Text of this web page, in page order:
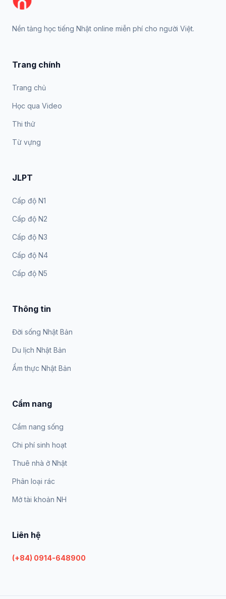
Nền tảng học tiếng Nhật online miễn phí cho người Việt.
Trang chính
Trang chủ
Học qua Video
Thi thử
Từ vựng
JLPT
Cấp độ N1
Cấp độ N2
Cấp độ N3
Cấp độ N4
Cấp độ N5
Thông tin
Đời sống Nhật Bản
Du lịch Nhật Bản
Ẩm thực Nhật Bản
Cẩm nang
Cẩm nang sống
Chi phí sinh hoạt
Thuê nhà ở Nhật
Phân loại rác
Mở tài khoản NH
Liên hệ
(+84) 0914-648900